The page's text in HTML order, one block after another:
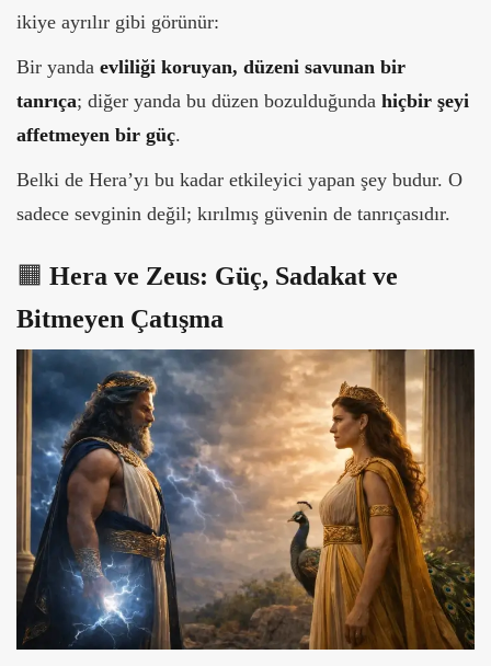
ikiye ayrılır gibi görünür:
Bir yanda evliliği koruyan, düzeni savunan bir
tanrıça; diğer yanda bu düzen bozulduğunda hiçbir şeyi
affetmeyen bir güç.
Belki de Hera’yı bu kadar etkileyici yapan şey budur. O
sadece sevginin değil; kırılmış güvenin de tanrıçasıdır.
🟧 Hera ve Zeus: Güç, Sadakat ve
Bitmeyen Çatışma